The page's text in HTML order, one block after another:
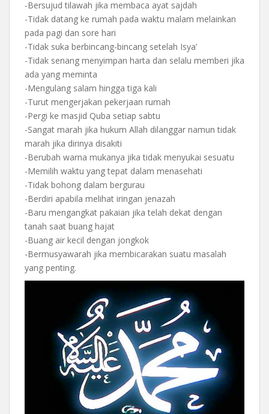
-Bersujud tilawah jika membaca ayat sajdah
-Tidak datang ke rumah pada waktu malam melainkan
pada pagi dan sore hari
-Tidak suka berbincang-bincang setelah Isya’
-Tidak senang menyimpan harta dan selalu memberi jika
ada yang meminta
-Mengulang salam hingga tiga kali
-Turut mengerjakan pekerjaan rumah
-Pergi ke masjid Quba setiap sabtu
-Sangat marah jika hukum Allah dilanggar namun tidak
marah jika dirinya disakiti
-Berubah warna mukanya jika tidak menyukai sesuatu
-Memilih waktu yang tepat dalam menasehati
-Tidak bohong dalam bergurau
-Berdiri apabila melihat iringan jenazah
-Baru mengangkat pakaian jika telah dekat dengan
tanah saat buang hajat
-Buang air kecil dengan jongkok
-Bermusyawarah jika membicarakan suatu masalah
yang penting.